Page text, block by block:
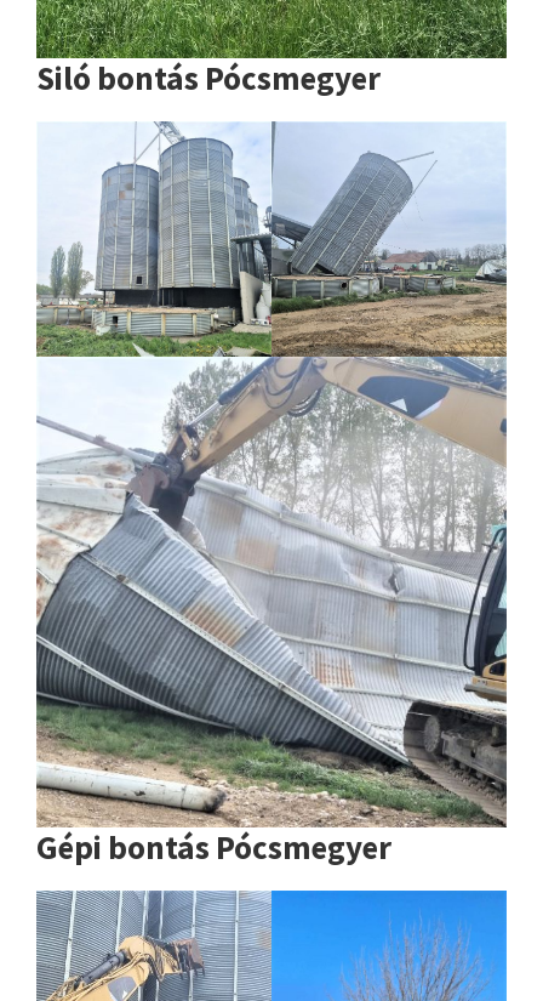
Siló bontás Pócsmegyer
Gépi bontás Pócsmegyer